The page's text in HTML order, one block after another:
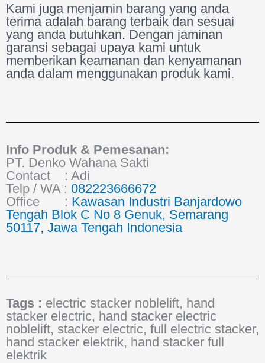
Kami juga menjamin barang yang anda
terima adalah barang terbaik dan sesuai
yang anda butuhkan. Dengan jaminan
garansi sebagai upaya kami untuk
memberikan keamanan dan kenyamanan
anda dalam menggunakan produk kami.
Info Produk & Pemesanan:
PT. Denko Wahana Sakti
Contact : Adi
Telp / WA : 082223666672
Office : Kawasan Industri Banjardowo
Tengah Blok C No 8 Genuk, Semarang
50117, Jawa Tengah Indonesia
Tags : electric stacker noblelift, hand
stacker electric, hand stacker electric
noblelift, stacker electric, full electric stacker,
hand stacker elektrik, hand stacker full
elektrik